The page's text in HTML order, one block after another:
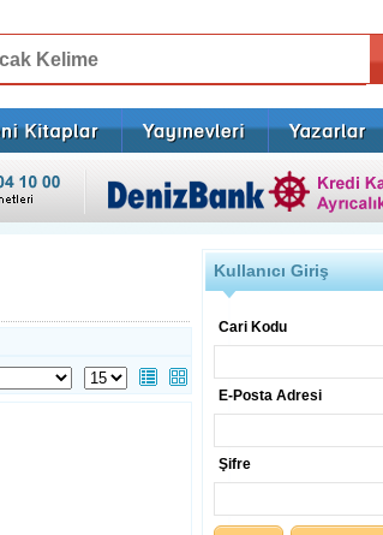
Kullanıcı Giriş
Cari Kodu
E-Posta Adresi
Şifre